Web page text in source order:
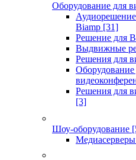
Оборудование для
Biamp [31]
Решение для
Выдвижные
Решения для
Оборудование
Решения для
[3]
Шоу-оборудование
Медиасерверы